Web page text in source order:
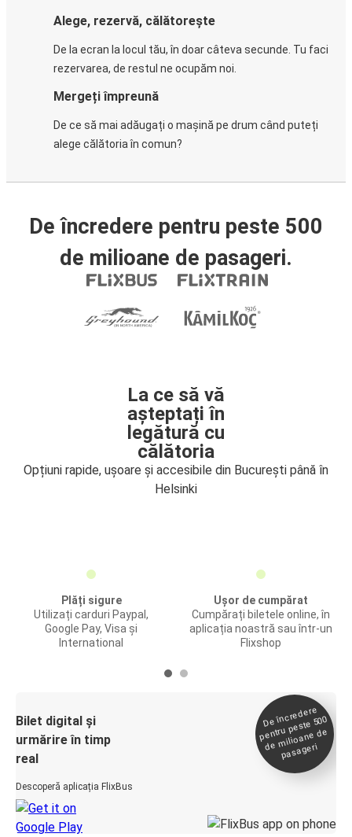
Alege, rezervă, călătorește
De la ecran la locul tău, în doar câteva secunde. Tu faci
rezervarea, de restul ne ocupăm noi.
Mergeți împreună
De ce să mai adăugați o mașină pe drum când puteți
alege călătoria în comun?
De încredere pentru peste 500
de milioane de pasageri.
La ce să vă
așteptați în
legătură cu
călătoria
Opțiuni rapide, ușoare și accesibile din București până în
Helsinki
Plăți sigure
Utilizați carduri Paypal,
Google Pay, Visa și
International
Ușor de cumpărat
Cumpărați biletele online, în
aplicația noastră sau într-un
Flixshop
Bilet digital și
urmărire în timp
real
Descoperă aplicația FlixBus
De încredere
pentru peste 500
de
milioane de
pasageri